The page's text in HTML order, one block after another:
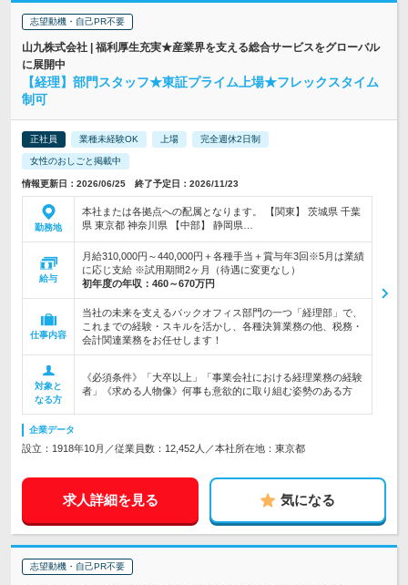
志望動機・自己PR不要
山九株式会社 | 福利厚生充実★産業界を支える総合サービスをグローバル
に展開中
【経理】部門スタッフ★東証プライム上場★フレックスタイム
制可
正社員 業種未経験OK 上場 完全週休2日制
女性のおしごと掲載中
情報更新日：2026/06/25 終了予定日：2026/11/23
勤務地
本社または各拠点への配属となります。 【関東】 茨城県 千葉
県 東京都 神奈川県 【中部】 静岡県…
給与
月給310,000円～440,000円＋各種手当＋賞与年3回※5月は業績
に応じ支給 ※試用期間2ヶ月（待遇に変更なし）
初年度の年収： 460～670万円
仕事内容
当社の未来を支えるバックオフィス部門の一つ「経理部」で、
これまでの経験・スキルを活かし、各種決算業務の他、税務・
会計関連業務をお任せします！
対象と
なる方
《必須条件》「大卒以上」「事業会社における経理業務の経験
者」《求める人物像》何事も意欲的に取り組む姿勢のある方
企業データ
設立：1918年10月／従業員数：12,452人／本社所在地：東京都
求人詳細を見る 気になる
志望動機・自己PR不要